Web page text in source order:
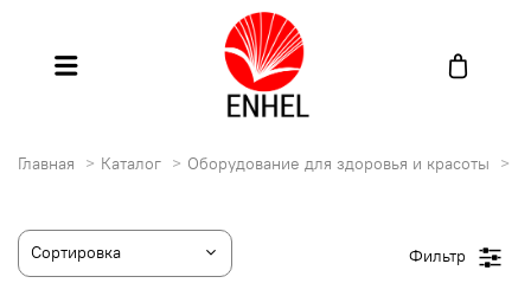
Главная Каталог Оборудование для здоровья и красоты
Фильтр